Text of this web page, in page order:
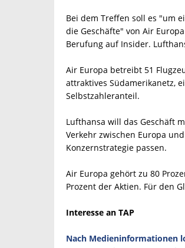
Bei dem Treffen soll es "um
die Geschäfte" von Air
Berufung auf Insider.
Air Europa betreibt 51
attraktives Südamerikanetz,
Selbstzahleranteil.
Lufthansa will das Geschäft
Verkehr zwischen Europa
Konzernstrategie passen.
Air Europa gehört zu 80
Prozent der Aktien. Für den
Interesse an TAP
Nach Medieninformationen